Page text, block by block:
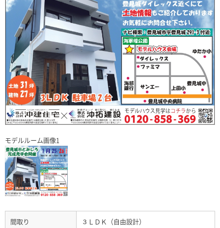
モデルルーム画像1
間取り ３ＬＤＫ（自由設計）